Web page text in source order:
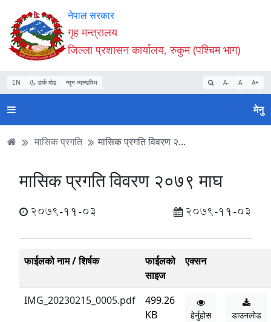
Accessibility
Mode
सुरु
गर्नुहोस्
सामाग्री
पढ्नुहाेस्
नेभिगेसन
पढ्नुहाेस्
वेबसाइट
खोजमा
जानुहोस्
नेपाल सरकार
गृह मन्त्रालय
जिल्ला प्रशासन कार्यालय, रुकुम (पश्चिम भाग)
EN डार्क मोड न्यून व्यान्डविथ A- A A+
मेनु
मासिक प्रगति मासिक प्रगति विवरण २...
मासिक प्रगति विवरण २०७९ माघ
2079-11-03 2079-11-03
फाईलको नाम / शिर्षक
फाईलको
साइज
एक्सन
IMG_20230215_0005.pdf
499.26
KB
हेर्नुहोस डाउनलोड